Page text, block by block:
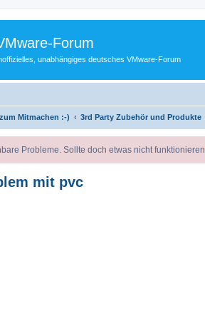
Forum
unabhängiges deutsches VMware-Forum
Mitmachen :-) 3rd Party Zubehör und Produkte
Probleme. Sollte doch etwas nicht funktionieren,
mit pvc